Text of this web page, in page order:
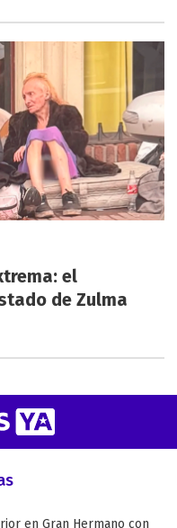
el
de Zulma
en Gran Hermano con